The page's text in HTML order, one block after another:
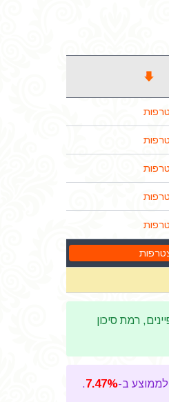
רמת סיכון
7.47%
.